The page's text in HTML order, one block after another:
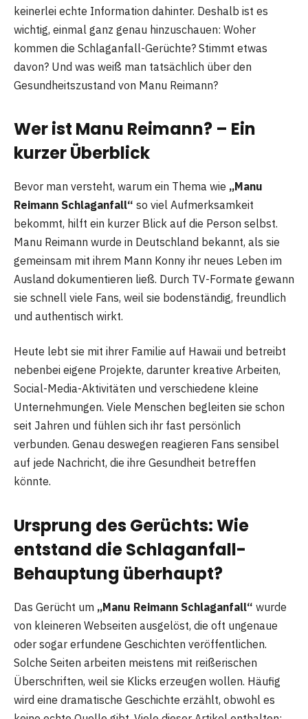
keinerlei echte Information dahinter. Deshalb ist es
wichtig, einmal ganz genau hinzuschauen: Woher
kommen die Schlaganfall-Gerüchte? Stimmt etwas
davon? Und was weiß man tatsächlich über den
Gesundheitszustand von Manu Reimann?
Wer ist Manu Reimann? – Ein
kurzer Überblick
Bevor man versteht, warum ein Thema wie „Manu
Reimann Schlaganfall“ so viel Aufmerksamkeit
bekommt, hilft ein kurzer Blick auf die Person selbst.
Manu Reimann wurde in Deutschland bekannt, als sie
gemeinsam mit ihrem Mann Konny ihr neues Leben im
Ausland dokumentieren ließ. Durch TV-Formate gewann
sie schnell viele Fans, weil sie bodenständig, freundlich
und authentisch wirkt.
Heute lebt sie mit ihrer Familie auf Hawaii und betreibt
nebenbei eigene Projekte, darunter kreative Arbeiten,
Social-Media-Aktivitäten und verschiedene kleine
Unternehmungen. Viele Menschen begleiten sie schon
seit Jahren und fühlen sich ihr fast persönlich
verbunden. Genau deswegen reagieren Fans sensibel
auf jede Nachricht, die ihre Gesundheit betreffen
könnte.
Ursprung des Gerüchts: Wie
entstand die Schlaganfall-
Behauptung überhaupt?
Das Gerücht um „Manu Reimann Schlaganfall“ wurde
von kleineren Webseiten ausgelöst, die oft ungenaue
oder sogar erfundene Geschichten veröffentlichen.
Solche Seiten arbeiten meistens mit reißerischen
Überschriften, weil sie Klicks erzeugen wollen. Häufig
wird eine dramatische Geschichte erzählt, obwohl es